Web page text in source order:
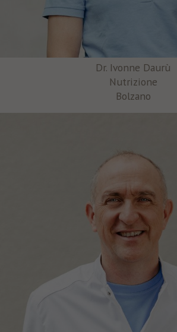
Dr. Ivonne Daurù
Nutrizione
Bolzano